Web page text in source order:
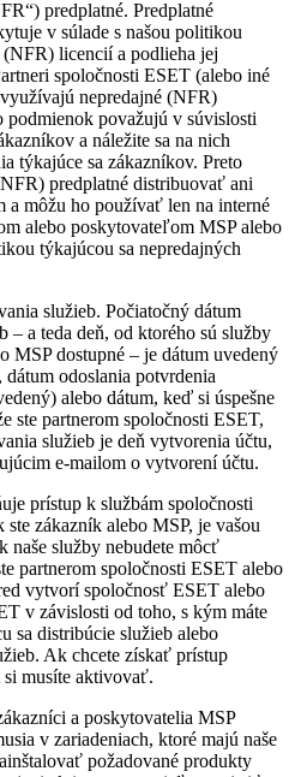
“) predplatné. Predplatné
v súlade s našou politikou
licencií a podlieha jej
spoločnosti ESET (alebo iné
nepredajné (NFR)
podmienok považujú v súvislosti
a náležite sa na nich
týkajúce sa zákazníkov. Preto
predplatné distribuovať ani
môžu ho používať len na interné
alebo poskytovateľom MSP alebo
týkajúcou sa nepredajných
služieb. Počiatočný dátum
– a teda deň, od ktorého sú služby
MSP dostupné – je dátum uvedený
odoslania potvrdenia
alebo dátum, keď si úspešne
ste partnerom spoločnosti ESET,
služieb je deň vytvorenia účtu,
e-mailom o vytvorení účtu.
prístup k službám spoločnosti
zákazník alebo MSP, je vašou
naše služby nebudete môcť
partnerom spoločnosti ESET alebo
vytvorí spoločnosť ESET alebo
v závislosti od toho, s kým máte
sa distribúcie služieb alebo
Ak chcete získať prístup
si musíte aktivovať.
a poskytovatelia MSP
v zariadeniach, ktoré majú naše
požadované produkty